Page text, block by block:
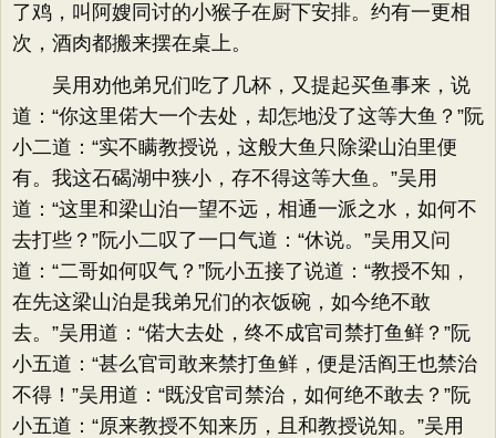
了鸡，叫阿嫂同讨的小猴子在厨下安排。约有一更相
次，酒肉都搬来摆在桌上。
吴用劝他弟兄们吃了几杯，又提起买鱼事来，说
道：“你这里偌大一个去处，却怎地没了这等大鱼？”阮
小二道：“实不瞒教授说，这般大鱼只除梁山泊里便
有。我这石碣湖中狭小，存不得这等大鱼。”吴用
道：“这里和梁山泊一望不远，相通一派之水，如何不
去打些？”阮小二叹了一口气道：“休说。”吴用又问
道：“二哥如何叹气？”阮小五接了说道：“教授不知，
在先这梁山泊是我弟兄们的衣饭碗，如今绝不敢
去。”吴用道：“偌大去处，终不成官司禁打鱼鲜？”阮
小五道：“甚么官司敢来禁打鱼鲜，便是活阎王也禁治
不得！”吴用道：“既没官司禁治，如何绝不敢去？”阮
小五道：“原来教授不知来历，且和教授说知。”吴用